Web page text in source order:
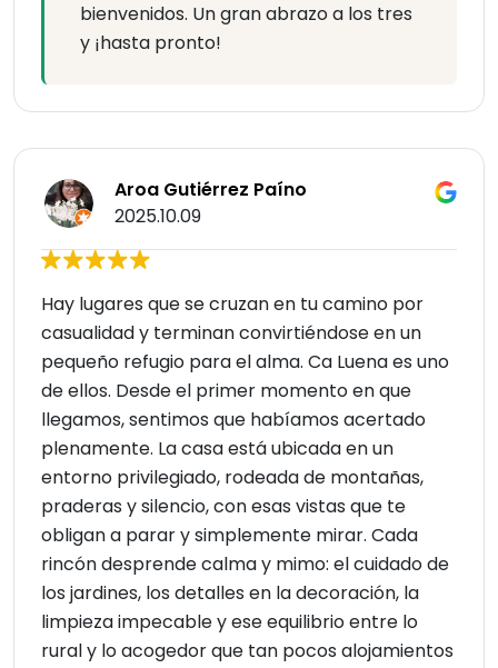
bienvenidos. Un gran abrazo a los tres
y ¡hasta pronto!
Aroa Gutiérrez Paíno
2025.10.09
Hay lugares que se cruzan en tu camino por
casualidad y terminan convirtiéndose en un
pequeño refugio para el alma. Ca Luena es uno
de ellos. Desde el primer momento en que
llegamos, sentimos que habíamos acertado
plenamente. La casa está ubicada en un
entorno privilegiado, rodeada de montañas,
praderas y silencio, con esas vistas que te
obligan a parar y simplemente mirar. Cada
rincón desprende calma y mimo: el cuidado de
los jardines, los detalles en la decoración, la
limpieza impecable y ese equilibrio entre lo
rural y lo acogedor que tan pocos alojamientos